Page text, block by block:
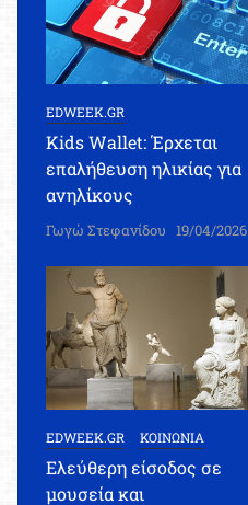
EDWEEK.GR
Kids Wallet: Έρχεται
επαλήθευση ηλικίας για
ανηλίκους
Γωγώ Στεφανίδου 19/04/2026
EDWEEK.GR ΚΟΙΝΩΝΙΑ
Ελεύθερη είσοδος σε
μουσεία και